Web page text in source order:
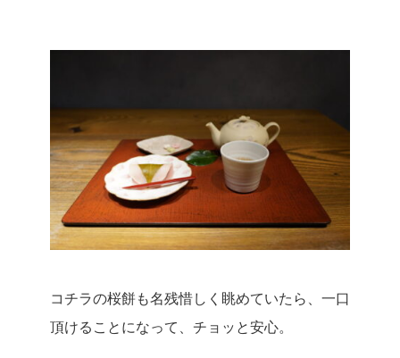
コチラの桜餅も名残惜しく眺めていたら、一口
頂けることになって、チョッと安心。